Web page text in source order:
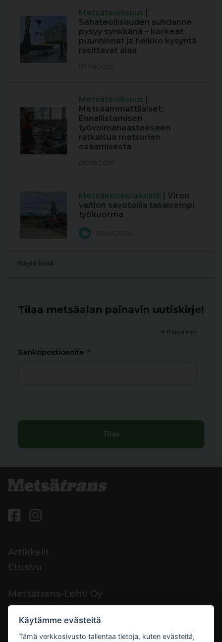
Metsäteollisuus |
Sahateollisuuden suhdanne
pysyy synkkänä – korkeat
puunhinnat ja heikko kysyntä
rasittavat alaa
07.08.2026
Metsäteollisuus |
Metsäammattilaiset:
Ennallistamisen
työvoimahaasteeseen
ratkaisua metsurien
osaamisesta
06.08.2026
Metsäkoneurakointi | Viron
valtion savotoilla tasaisempi
työkuorma
05.08.2026
Näytä lisää
Tilaa metsäalan painavin uutiskirje!
* Pakollinen
Sähköpostiosoite *
Artikkelit
Etusivu
Metsätrans-Lehti Oy
Asiakaspalvelu
Yhteystiedot
Palaute
Käytämme evästeitä
Tämä verkkosivusto tallentaa tietoja, kuten evästeitä,